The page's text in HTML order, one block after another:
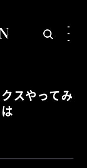
スやってみ